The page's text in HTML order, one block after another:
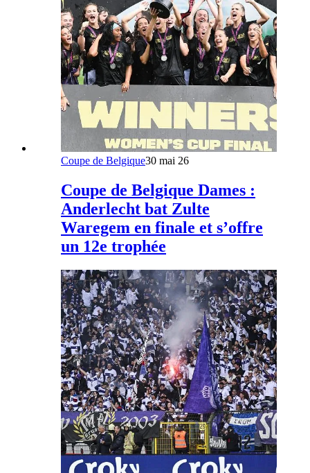
Coupe de Belgique30 mai 26
Coupe de Belgique Dames :
Anderlecht bat Zulte
Waregem en finale et s’offre
un 12e trophée